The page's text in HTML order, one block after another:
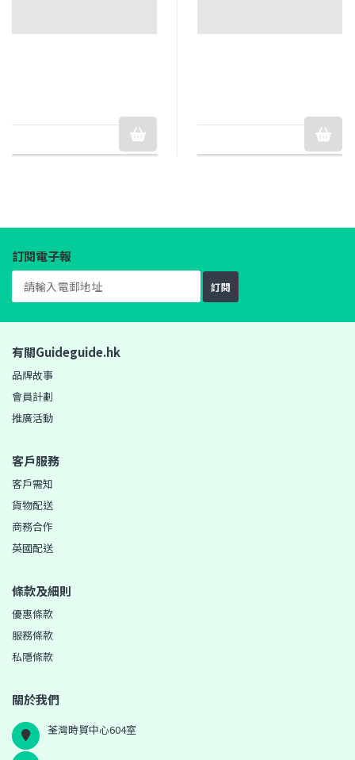
訂閱電子報
訂閱
有關Guideguide.hk
品牌故事
會員計劃
推廣活動
客戶服務
客戶需知
貨物配送
商務合作
英國配送
條款及細則
優惠條款
服務條款
私隱條款
關於我們
荃灣時貿中心604室